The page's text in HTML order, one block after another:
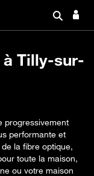
à Tilly-sur-
progressivement
performante et
la fibre optique,
toute la maison,
ou votre maison